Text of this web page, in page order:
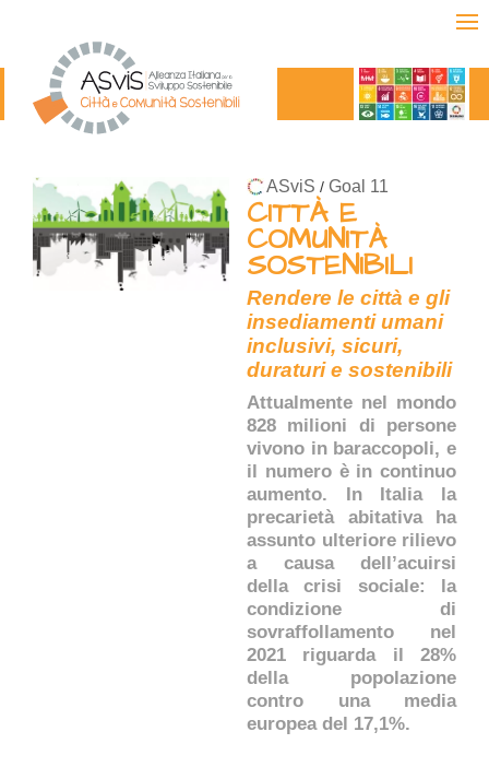
ASviS / Goal 11
CITTÀ E
COMUNITÀ
SOSTENIBILI
Rendere le città e gli
insediamenti umani
inclusivi, sicuri,
duraturi e sostenibili
Attualmente nel mondo
828 milioni di persone
vivono in baraccopoli, e
il numero è in continuo
aumento. In Italia la
precarietà abitativa ha
assunto ulteriore rilievo
a causa dell’acuirsi
della crisi sociale: la
condizione di
sovraffollamento nel
2021 riguarda il 28%
della popolazione
contro una media
europea del 17,1%.